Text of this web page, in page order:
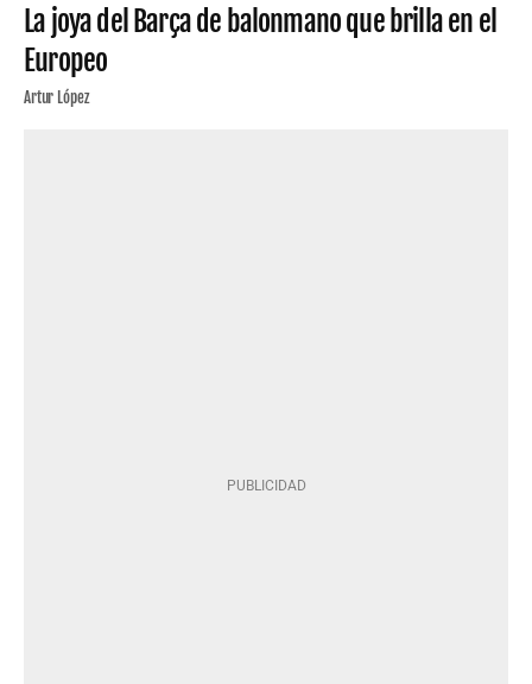
La joya del Barça de balonmano que brilla en el
Europeo
Artur López